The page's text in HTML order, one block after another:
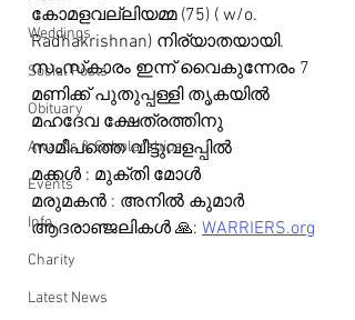
Weddings
Social Posts
Obituary
Awards & Scholarships
Events
Info
Charity
Latest News
കോമളവല്ലിയമ്മ (75) ( w/o.
Radhakrishnan) നിര്യാതയായി.
സംസ്‍കാരം ഇന്ന് വൈകുന്നേരം 7
മണിക്ക് പുതുപ്പള്ളി തൃകയിൽ
മഹദേവ ക്ഷേത്രത്തിനു
സമീപത്തെ വീട്ടുവളപ്പിൽ
മക്കൾ : മുക്തി മോൾ
മരുമകൻ : അനിൽ കുമാർ
ആദരാഞ്ജലികൾ 🙏: WARRIERS.org